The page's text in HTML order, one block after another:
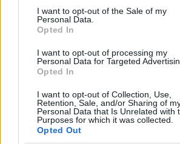
services and may gather and store
not limited to your visit or usage
grant or deny consent to Google and its
consent section.
I want to opt-out of the Sale of my
Personal Data.
Opted In
I want to opt-out of processing my
Personal Data for Targeted
Opted In
I want to opt-out of Collection, Use,
Retention, Sale, and/or Sharing of
Personal Data that Is Unrelated with
Purposes for which it was collected.
Opted Out
Investieren24
News Hub UK
Olanda
Investeren 24